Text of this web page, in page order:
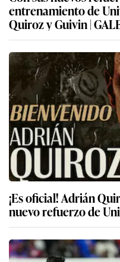
entrenamiento de
Quiroz y Guivin |
¡Es oficial! Adrián
nuevo refuerzo de